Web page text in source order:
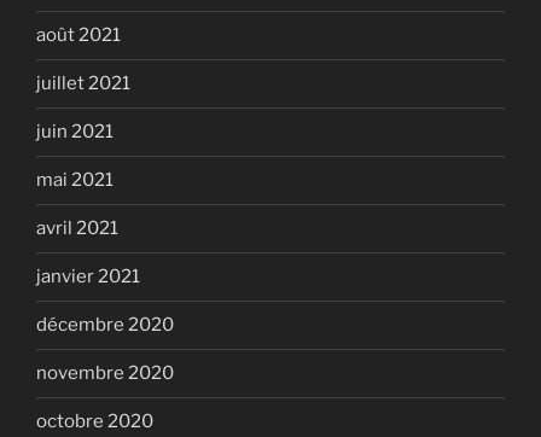
août 2021
juillet 2021
juin 2021
mai 2021
avril 2021
janvier 2021
décembre 2020
novembre 2020
octobre 2020